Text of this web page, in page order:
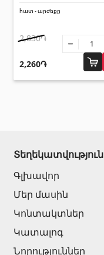
հատ - արժեքը
2,830֏
2,260֏
Տեղեկատվություն
Գլխավոր
Մեր մասին
Կոնտակտներ
Կատալոգ
Նորություններ